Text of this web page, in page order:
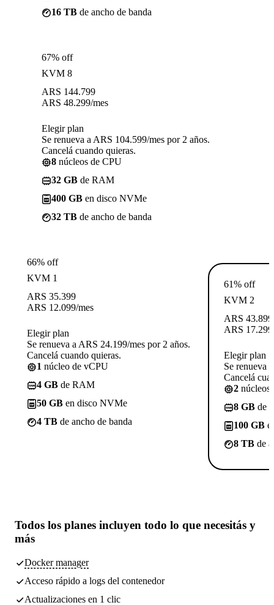
16 TB de ancho de banda
67% off
KVM 8
ARS 144.799
ARS 48.299/mes
Elegir plan
Se renueva a ARS 104.599/mes por 2 años.
Cancelá cuando quieras.
8 núcleos de CPU
32 GB de RAM
400 GB en disco NVMe
32 TB de ancho de banda
66% off
KVM 1
ARS 35.399
ARS 12.099/mes
Elegir plan
Se renueva a ARS 24.199/mes por 2 años.
Cancelá cuando quieras.
1 núcleo de vCPU
4 GB de RAM
50 GB en disco NVMe
4 TB de ancho de banda
61% off
KVM 2
ARS 43.899
ARS 17.299
Elegir plan
Se renueva
Cancelá
2 núcleos
8 GB de
100 GB
8 TB de
Todos los planes incluyen todo lo que necesitás y
más
Docker manager
Acceso rápido a logs del contenedor
Actualizaciones en 1 clic